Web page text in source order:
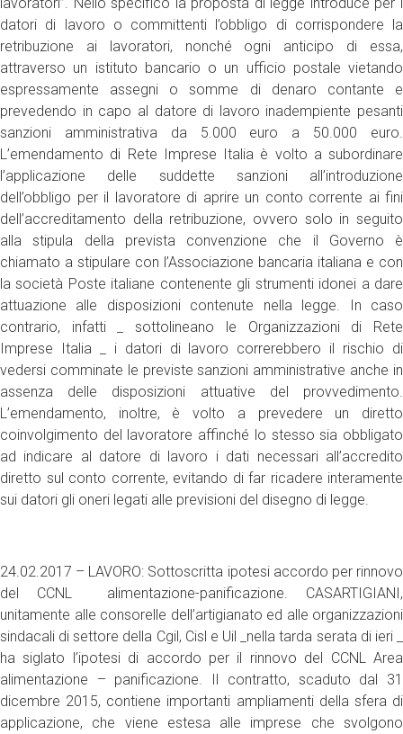
datori di lavoro o committenti l’obbligo di corrispondere la
retribuzione ai lavoratori, nonché ogni anticipo di essa,
attraverso un istituto bancario o un ufficio postale vietando
espressamente assegni o somme di denaro contante e
prevedendo in capo al datore di lavoro inadempiente pesanti
sanzioni amministrativa da 5.000 euro a 50.000 euro.
L’emendamento di Rete Imprese Italia è volto a subordinare
l’applicazione delle suddette sanzioni all’introduzione
dell’obbligo per il lavoratore di aprire un conto corrente ai fini
dell’accreditamento della retribuzione, ovvero solo in seguito
alla stipula della prevista convenzione che il Governo è
chiamato a stipulare con l’Associazione bancaria italiana e con
la società Poste italiane contenente gli strumenti idonei a dare
attuazione alle disposizioni contenute nella legge. In caso
contrario, infatti _ sottolineano le Organizzazioni di Rete
Imprese Italia _ i datori di lavoro correrebbero il rischio di
vedersi comminate le previste sanzioni amministrative anche in
assenza delle disposizioni attuative del provvedimento.
L’emendamento, inoltre, è volto a prevedere un diretto
coinvolgimento del lavoratore affinché lo stesso sia obbligato
ad indicare al datore di lavoro i dati necessari all’accredito
diretto sul conto corrente, evitando di far ricadere interamente
sui datori gli oneri legati alle previsioni del disegno di legge.
24.02.2017 – LAVORO: Sottoscritta ipotesi accordo per rinnovo
del CCNL alimentazione-panificazione. CASARTIGIANI,
unitamente alle consorelle dell’artigianato ed alle organizzazioni
sindacali di settore della Cgil, Cisl e Uil _nella tarda serata di ieri _
ha siglato l’ipotesi di accordo per il rinnovo del CCNL Area
alimentazione – panificazione. Il contratto, scaduto dal 31
dicembre 2015, contiene importanti ampliamenti della sfera di
applicazione, che viene estesa alle imprese che svolgono